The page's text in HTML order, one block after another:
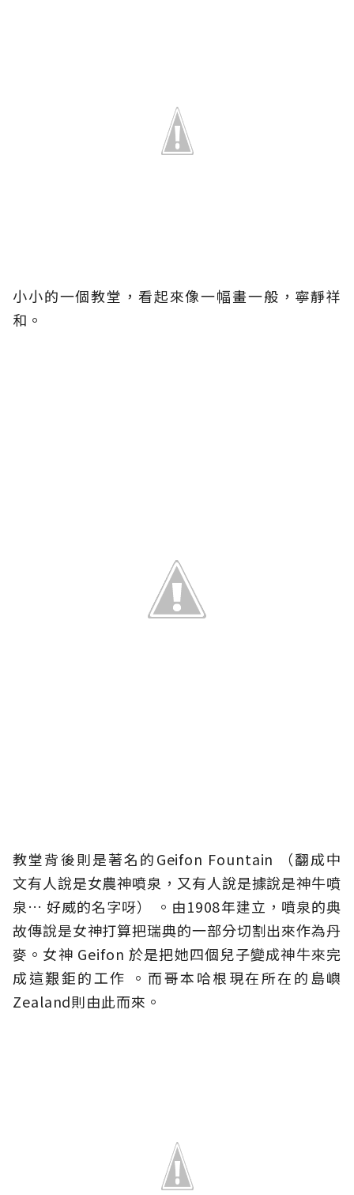
小小的一個教堂，看起來像一幅畫一般，寧靜祥
和。
教堂背後則是著名的Geifon Fountain （翻成中
文有人說是女農神噴泉，又有人說是據說是神牛噴
泉… 好威的名字呀） 。由1908年建立，噴泉的典
故傳說是女神打算把瑞典的一部分切割出來作為丹
麥。女神 Geifon 於是把她四個兒子變成神牛來完
成這艱鉅的工作 。而哥本哈根現在所在的島嶼
Zealand則由此而來。